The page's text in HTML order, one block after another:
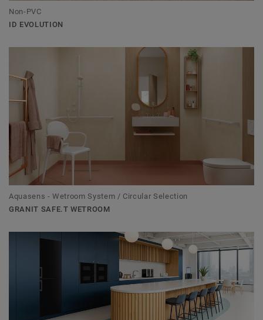
Non-PVC
ID EVOLUTION
Aquasens - Wetroom System / Circular Selection
GRANIT SAFE.T WETROOM